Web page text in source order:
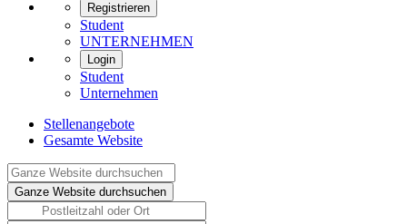
Registrieren
Student
UNTERNEHMEN
Login
Student
Unternehmen
Stellenangebote
Gesamte Website